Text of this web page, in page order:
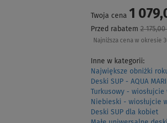
Twoja cena 1
Przed rabatem2 175,00
Najniższa cena w okresie
Inne w kategorii:
Największe obniżki
Deski SUP - AQUA
Turkusowy -
Niebieski - wiosłujcie
Deski SUP dla kobiet